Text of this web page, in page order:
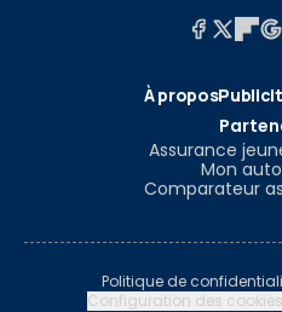
À propos
Assurance
Mon
Comparateur
Politique de
Configuration des cookies